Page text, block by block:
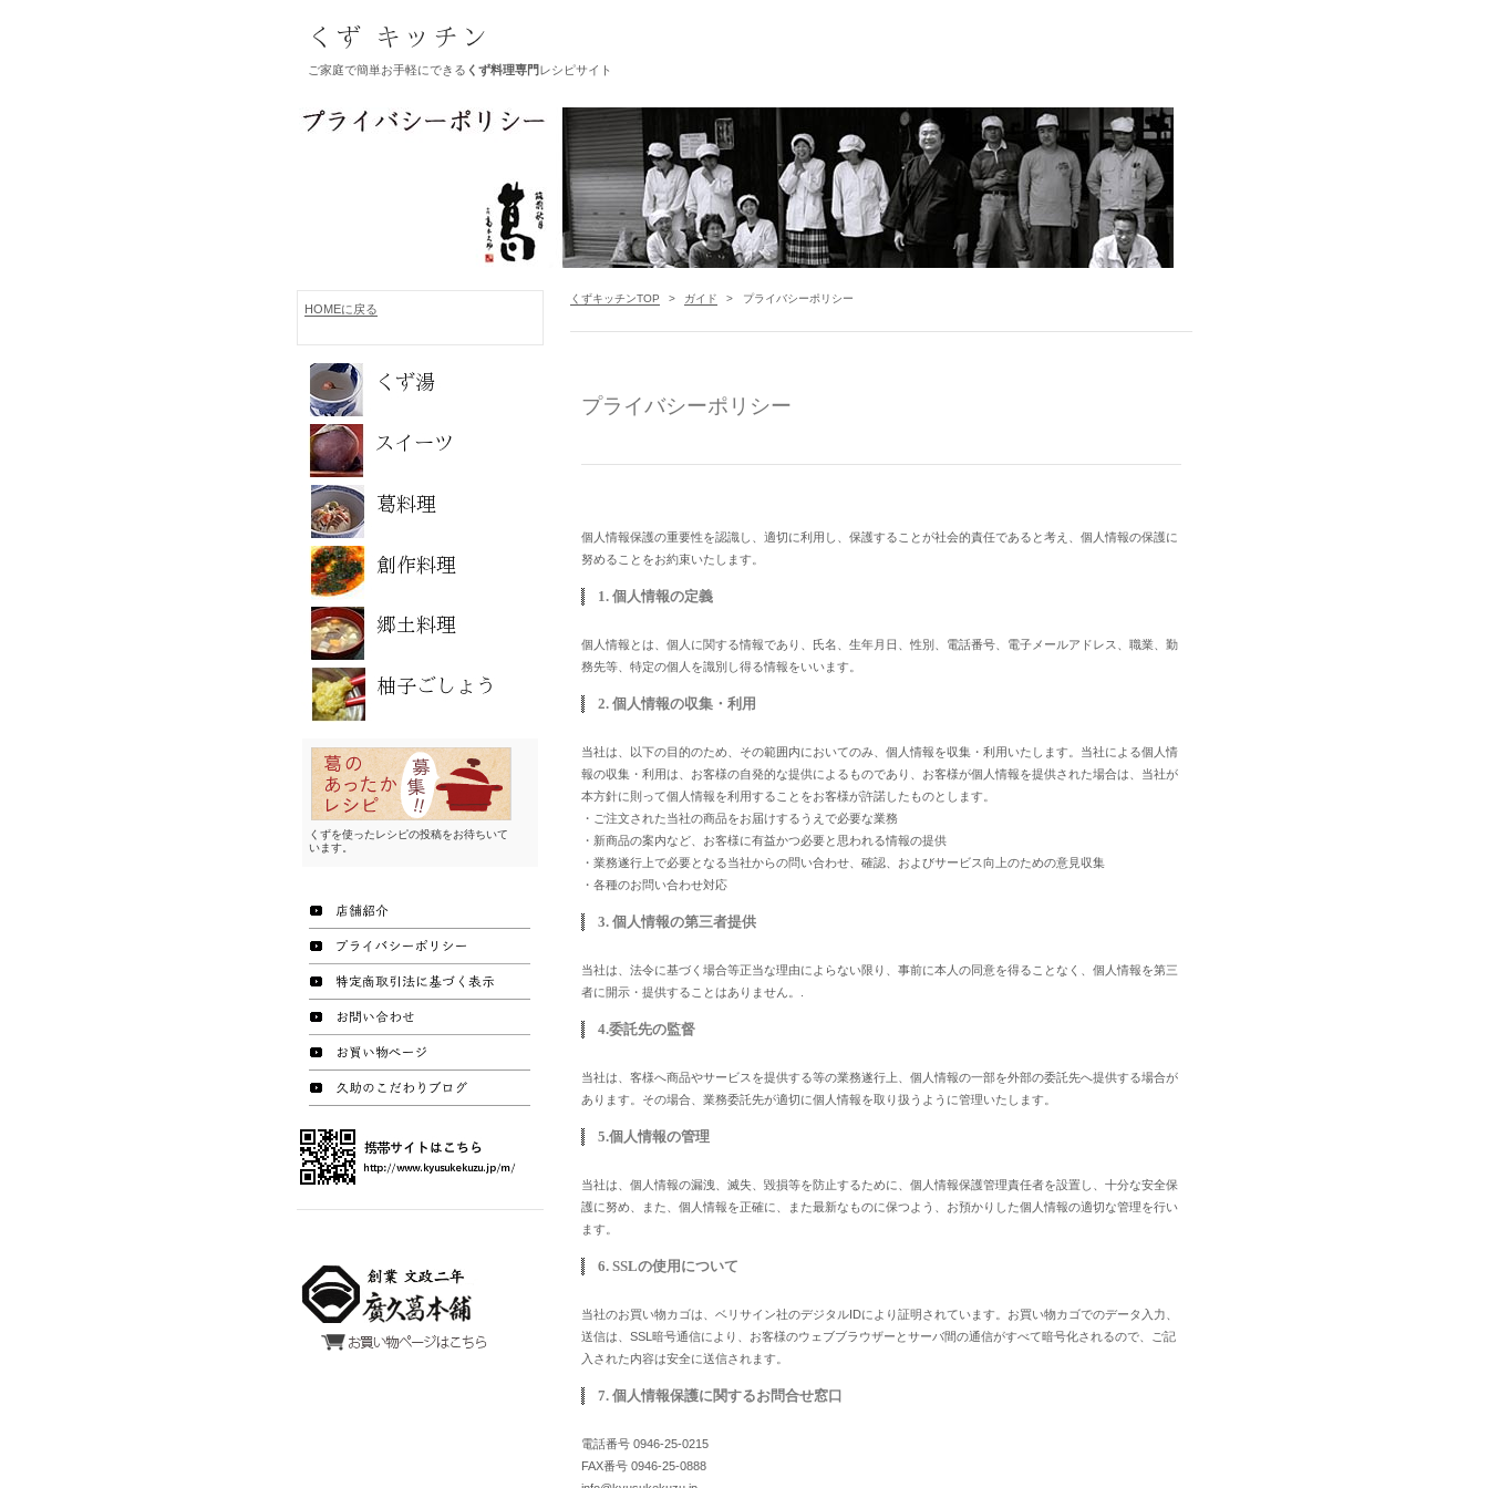
ご家庭で簡単お手軽にできる くず料理専門レシピサイト
くずキッチンTOP > ガイド > プライバシーポリシー
プライバシーポリシー
個人情報保護の重要性を認識し、適切に利用し、保護することが社会的責任であると考え、個人情報の保護に
努めることをお約束いたします。
1. 個人情報の定義
個人情報とは、個人に関する情報であり、氏名、生年月日、性別、電話番号、電子メールアドレス、職業、勤
務先等、特定の個人を識別し得る情報をいいます。
2. 個人情報の収集・利用
当社は、以下の目的のため、その範囲内においてのみ、個人情報を収集・利用いたします。当社による個人情
報の収集・利用は、お客様の自発的な提供によるものであり、お客様が個人情報を提供された場合は、当社が
本方針に則って個人情報を利用することをお客様が許諾したものとします。
・ご注文された当社の商品をお届けするうえで必要な業務
・新商品の案内など、お客様に有益かつ必要と思われる情報の提供
・業務遂行上で必要となる当社からの問い合わせ、確認、およびサービス向上のための意見収集
・各種のお問い合わせ対応
3. 個人情報の第三者提供
当社は、法令に基づく場合等正当な理由によらない限り、事前に本人の同意を得ることなく、個人情報を第三
者に開示・提供することはありません。.
4.委託先の監督
当社は、客様へ商品やサービスを提供する等の業務遂行上、個人情報の一部を外部の委託先へ提供する場合が
あります。その場合、業務委託先が適切に個人情報を取り扱うように管理いたします。
5.個人情報の管理
当社は、個人情報の漏洩、滅失、毀損等を防止するために、個人情報保護管理責任者を設置し、十分な安全保
護に努め、また、個人情報を正確に、また最新なものに保つよう、お預かりした個人情報の適切な管理を行い
ます。
6. SSLの使用について
当社のお買い物カゴは、ベリサイン社のデジタルIDにより証明されています。お買い物カゴでのデータ入力、
送信は、SSL暗号通信により、お客様のウェブブラウザーとサーバ間の通信がすべて暗号化されるので、ご記
入された内容は安全に送信されます。
7. 個人情報保護に関するお問合せ窓口
電話番号 0946-25-0215
FAX番号 0946-25-0888
HOMEに戻る
くずを使ったレシピの投稿をお待ちいて
います。